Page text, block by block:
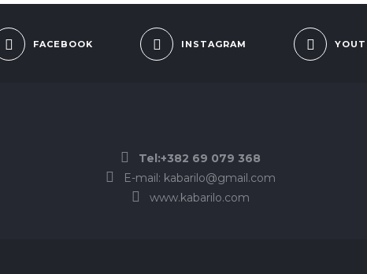
FACEBOOK INSTAGRAM
Tel:+382 69 079 368
E-mail: kabarilo@gmail.com
www.kabarilo.com